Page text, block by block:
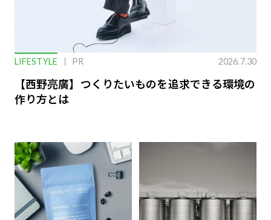
LIFESTYLE PR 2026.7.30
【西野亮廣】つくりたいものを追求できる環境の
作り方とは